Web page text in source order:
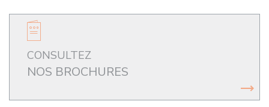
CONSULTEZ
NOS BROCHURES